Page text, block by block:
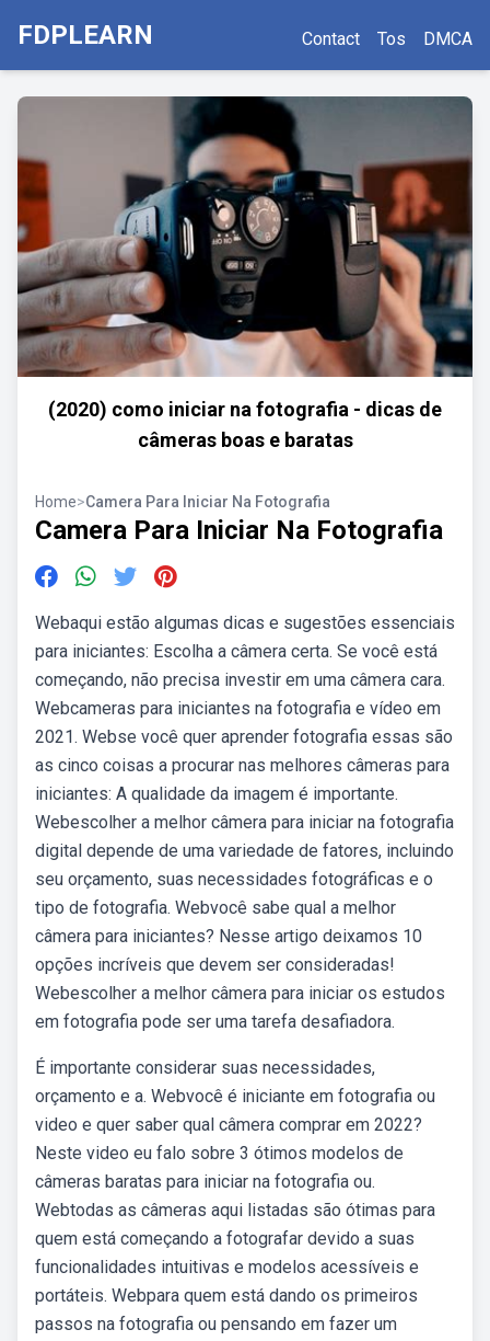
FDPLEARN Contact Tos DMCA
(2020) como iniciar na fotografia - dicas de
câmeras boas e baratas
Home>Camera Para Iniciar Na Fotografia
Camera Para Iniciar Na Fotografia
Webaqui estão algumas dicas e sugestões essenciais
para iniciantes: Escolha a câmera certa. Se você está
começando, não precisa investir em uma câmera cara.
Webcameras para iniciantes na fotografia e vídeo em
2021. Webse você quer aprender fotografia essas são
as cinco coisas a procurar nas melhores câmeras para
iniciantes: A qualidade da imagem é importante.
Webescolher a melhor câmera para iniciar na fotografia
digital depende de uma variedade de fatores, incluindo
seu orçamento, suas necessidades fotográficas e o
tipo de fotografia. Webvocê sabe qual a melhor
câmera para iniciantes? Nesse artigo deixamos 10
opções incríveis que devem ser consideradas!
Webescolher a melhor câmera para iniciar os estudos
em fotografia pode ser uma tarefa desafiadora.
É importante considerar suas necessidades,
orçamento e a. Webvocê é iniciante em fotografia ou
video e quer saber qual câmera comprar em 2022?
Neste video eu falo sobre 3 ótimos modelos de
câmeras baratas para iniciar na fotografia ou.
Webtodas as câmeras aqui listadas são ótimas para
quem está começando a fotografar devido a suas
funcionalidades intuitivas e modelos acessíveis e
portáteis. Webpara quem está dando os primeiros
passos na fotografia ou pensando em fazer um